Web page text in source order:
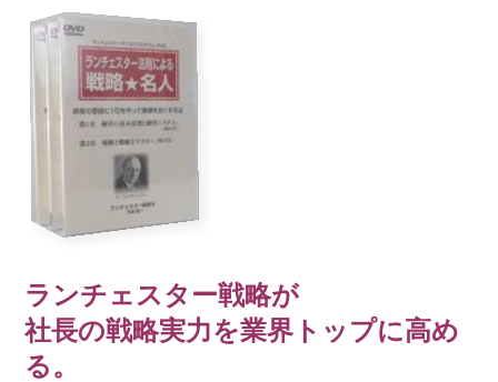
ランチェスター戦略が
社長の戦略実力を業界トップに高め
る。